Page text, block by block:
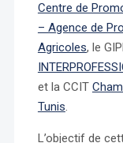
Centre de
– Agence de
Agricoles, le
et la CCIT
Tunis.
L’objectif de